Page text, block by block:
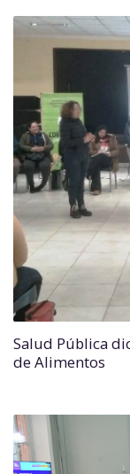
Salud Pública
de Alimentos